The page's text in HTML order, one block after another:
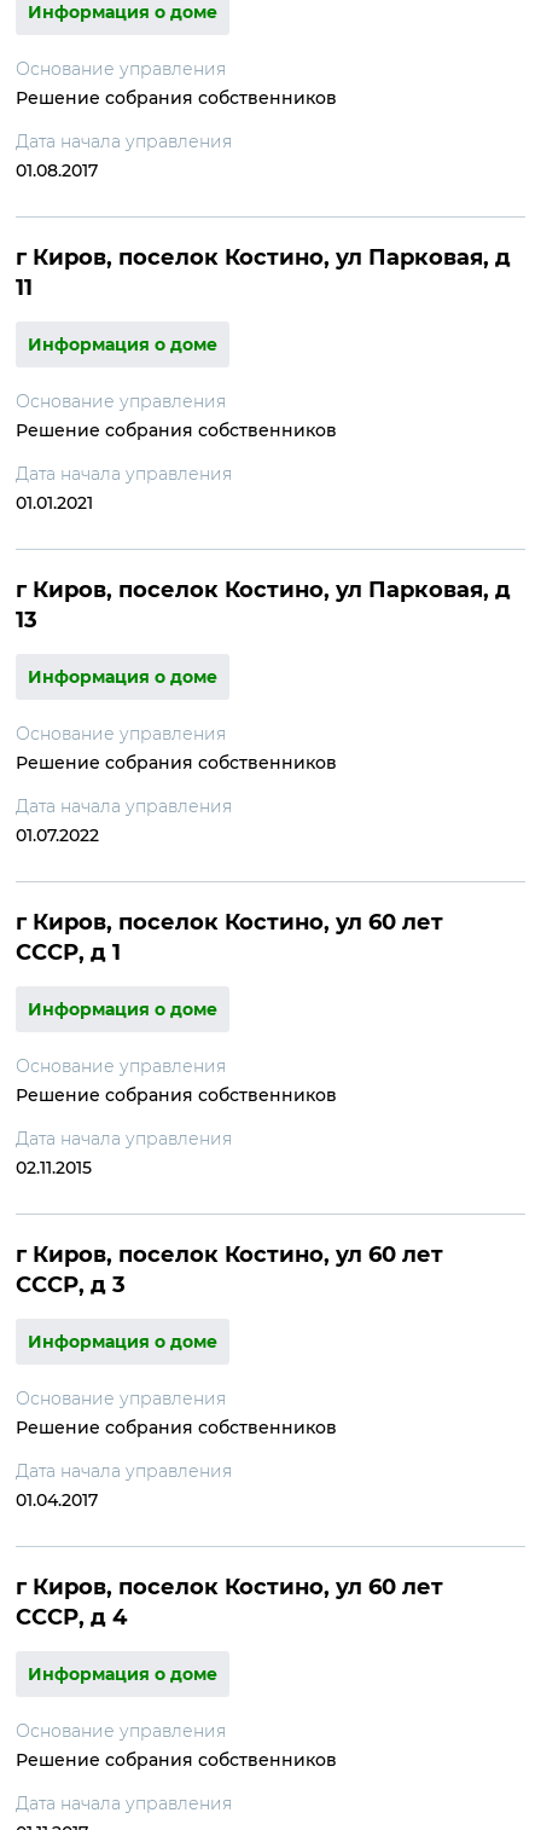
Информация о доме
Основание управления
Решение собрания собственников
Дата начала управления
01.08.2017
г Киров, поселок Костино, ул Парковая, д
11
Информация о доме
Основание управления
Решение собрания собственников
Дата начала управления
01.01.2021
г Киров, поселок Костино, ул Парковая, д
13
Информация о доме
Основание управления
Решение собрания собственников
Дата начала управления
01.07.2022
г Киров, поселок Костино, ул 60 лет
СССР, д 1
Информация о доме
Основание управления
Решение собрания собственников
Дата начала управления
02.11.2015
г Киров, поселок Костино, ул 60 лет
СССР, д 3
Информация о доме
Основание управления
Решение собрания собственников
Дата начала управления
01.04.2017
г Киров, поселок Костино, ул 60 лет
СССР, д 4
Информация о доме
Основание управления
Решение собрания собственников
Дата начала управления